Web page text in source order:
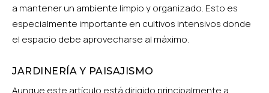
a mantener un ambiente limpio y organizado. Esto es
especialmente importante en cultivos intensivos donde
el espacio debe aprovecharse al máximo.
JARDINERÍA Y PAISAJISMO
Aunque este artículo está dirigido principalmente a